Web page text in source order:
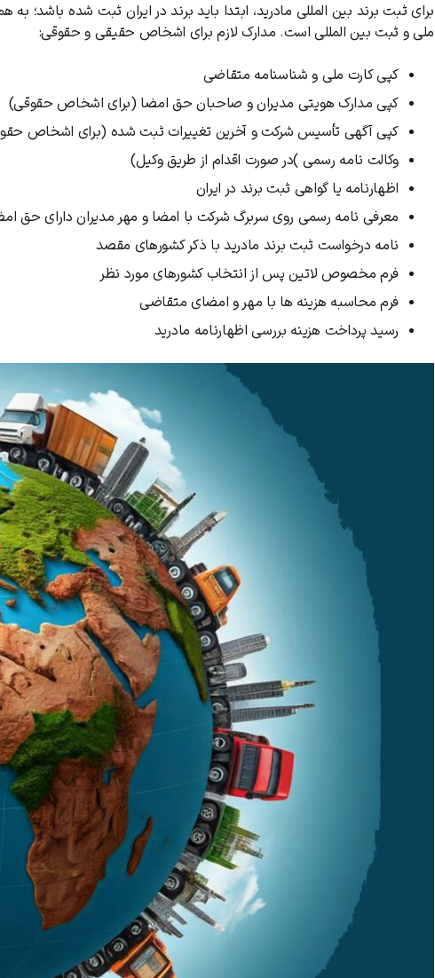
برای ثبت برند بین المللی مادرید، ابتدا باید برند در ایران ثبت شده باشد؛
ملی و ثبت بین ‌المللی است. مدارک لازم برای اشخاص حقیقی و حقوقی:
کپی کارت ملی و شناسنامه متقاضی
کپی مدارک هویتی مدیران و صاحبان حق امضا (برای اشخاص حقوقی)
کپی آگهی تأسیس شرکت و آخرین تغییرات ثبت ‌شده (برای اشخاص
وکالت ‌نامه رسمی )در صورت اقدام از طریق وکیل)
اظهارنامه یا گواهی ثبت برند در ایران
معرفی‌ نامه رسمی روی سربرگ شرکت با امضا و مهر مدیران دارای حق
نامه درخواست ثبت برند مادرید با ذکر کشورهای مقصد
فرم مخصوص لاتین پس از انتخاب کشورهای مورد نظر
فرم محاسبه هزینه‌ ها با مهر و امضای متقاضی
رسید پرداخت هزینه بررسی اظهارنامه مادرید
ویرایش شماره موبایل
دریافت مجدد کد:00:59
تایید کد